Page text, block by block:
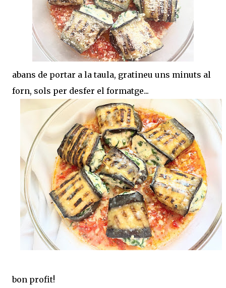
abans de portar a la taula, gratineu uns minuts al
forn, sols per desfer el formatge...
bon profit!